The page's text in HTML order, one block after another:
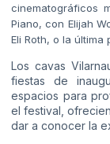
cinematográficos
Piano, con Elijah
Eli Roth, o la última
Los cavas
fiestas de
espacios para
el festival,
dar a conocer la